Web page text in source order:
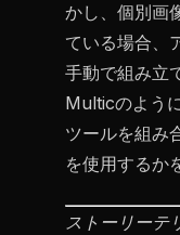
かし、個別画
ている場合、
手動で組み立
Multicのよう
ツールを組み
を使用するか
ストーリーテ